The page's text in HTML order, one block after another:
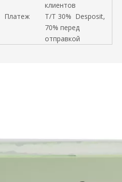
клиентов
Платеж
T/T 30% Desposit,
70% перед
отправкой